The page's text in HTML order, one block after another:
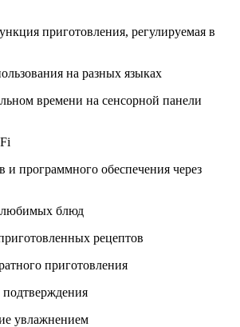
приготовления, регулируемая в
на разных языках
времени на сенсорной панели
и программного обеспечения через
блюд
рецептов
приготовления
увлажнением